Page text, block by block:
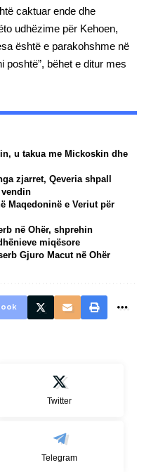
caktuar ende dhe
udhëzime për Kehoen,
është e parakohshme në
poshtë”, bëhet e ditur mes
u takua me Mickoskin dhe
zjarret, Qeveria shpall
Maqedoninë e Veriut për
në Ohër, shprehin
miqësore
Gjuro Macut në Ohër
Twitter
Telegram